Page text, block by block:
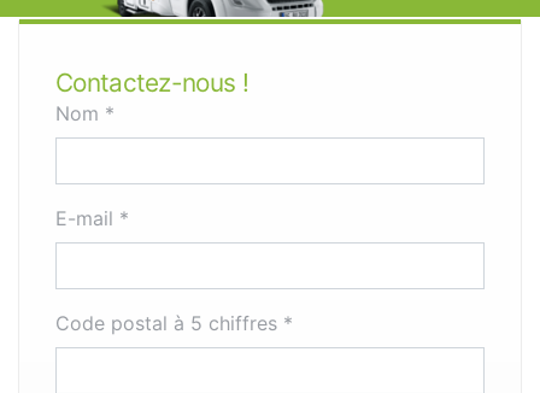
Contactez-nous !
Nom *
E-mail *
Code postal à 5 chiffres *